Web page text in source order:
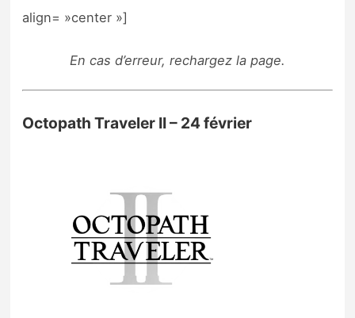
align= »center »]
En cas d’erreur, rechargez la page.
Octopath Traveler II – 24 février